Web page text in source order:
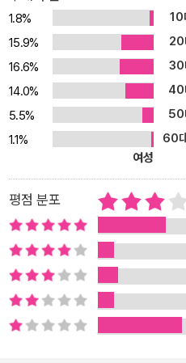
딩으로 리드하라》의 성공 이후, 이
천’에 주력해 왔다. 팬카페 ‘폴레폴
저소득층 공부방 아이들에게 인문
‘한국기아대책’과 함께 해외 빈민
드림프로젝트를 시작했다. 성호 이익은 이렇게 말했다. “사랑하는 어
머님과 오랫동안 이별했다가 다시
의 치료법을 묻는 사람처럼 질문
은 책이 아니었다. 사랑하는 가족이었다. _241쪽
오랜만에 다시 만난 것처럼 반가
법을 묻는 사람처럼 갈급함으로 질
내 가슴에서 떨칠 수 없는 문장이
리에게 필요한 인문학, 인문고전
로 리드Lead하라. 초심자에서 왕성한 독서가까지, 초등학생에서 성
인까지 모두의 삶을 이끄는 인문고전 독서 책은 총 6장으로 이루어져
있다. 1장은 개인뿐 아니라 가문과
서의 힘을, 2장은 리더를 길러내
1.8% 10
15.9%
20
16.6%
30
14.0%
40
5.5%
50
1.1%
60
여성
평점 분포